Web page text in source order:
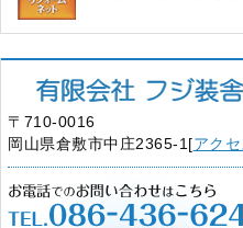
〒710-0016
岡山県倉敷市中庄2365-1[アクセ